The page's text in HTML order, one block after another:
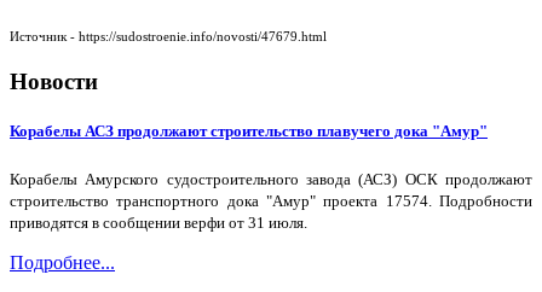
Источник - https://sudostroenie.info/novosti/47679.html
Новости
Корабелы АСЗ продолжают строительство плавучего дока "Амур"
Корабелы Амурского судостроительного завода (АСЗ) ОСК продолжают
строительство транспортного дока "Амур" проекта 17574. Подробности
приводятся в сообщении верфи от 31 июля.
Подробнее...